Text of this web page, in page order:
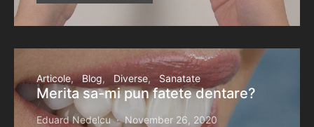
Articole Blog Diverse Sanatate
Merita sa-mi pun fatete dentare?
Eduard Nedelcu November 26, 2020